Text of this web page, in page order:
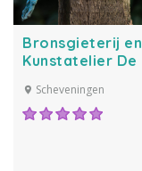
Bronsgieterij en
Kunstatelier De
Scheveningen